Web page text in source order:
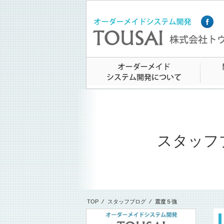
スタッフ
TOP ⁄ スタッフブログ ⁄ 震度５強